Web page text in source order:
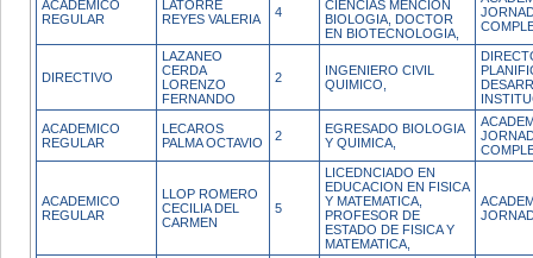
ACADEMICO
REGULAR
LATORRE
REYES VALERIA
4
CIENCIAS MENCION
BIOLOGIA, DOCTOR
EN BIOTECNOLOGIA,
DIRECTIVO
LAZANEO
CERDA
LORENZO
FERNANDO
2
INGENIERO CIVIL
QUIMICO,
ACADEMICO
REGULAR
LECAROS
PALMA OCTAVIO
2
EGRESADO BIOLOGIA
Y QUIMICA,
ACADEMICO
REGULAR
LLOP ROMERO
CECILIA DEL
CARMEN
5
LICEDNCIADO EN
EDUCACION EN FISICA
Y MATEMATICA,
PROFESOR DE
ESTADO DE FISICA Y
MATEMATICA,